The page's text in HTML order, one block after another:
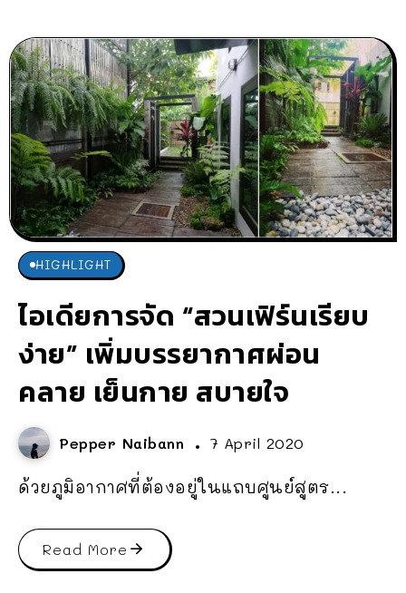
HIGHLIGHT
ไอเดียการจัด “สวนเฟิร์นเรียบ
ง่าย” เพิ่มบรรยากาศผ่อน
คลาย เย็นกาย สบายใจ
Pepper Naibann 7 April 2020
ด้วยภูมิอากาศที่ต้องอยู่ในแถบศูนย์สูตร...
Read More